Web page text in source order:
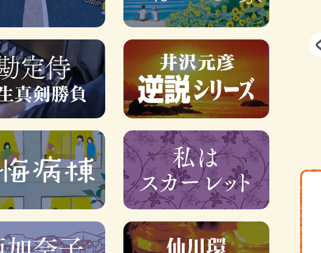
ロボット・イン・ザ・システム